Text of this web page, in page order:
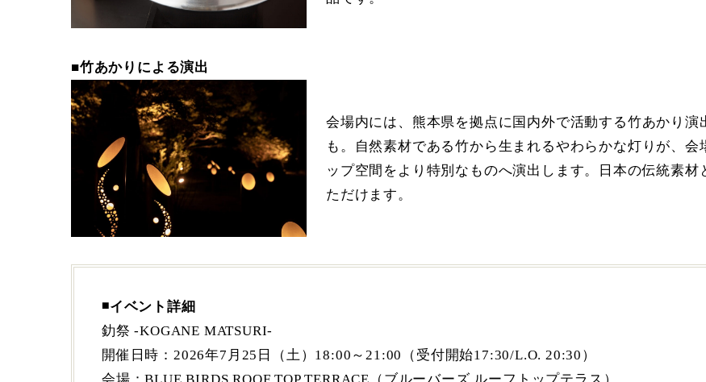
■竹あかりによる演出
会場内には、熊本県を拠点に国内外で活動する竹あかり
も。自然素材である竹から生まれるやわらかな灯りが、
ップ空間をより特別なものへ演出します。日本の伝統素
ただけます。
◾️イベント詳細
釛祭 -KOGANE MATSURI-
開催日時：2026年7月25日（土）18:00～21:00（受付開始17:30/L.O. 20:30）